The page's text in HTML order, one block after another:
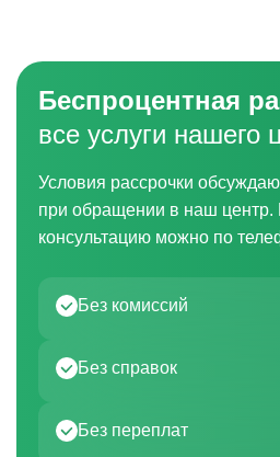
Беспроцентная
все услуги нашего
Условия рассрочки
при обращении в наш центр.
консультацию можно по
Без комиссий
Без справок
Без переплат